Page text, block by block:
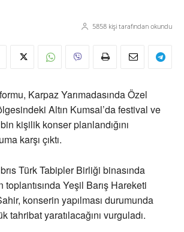
5858 kişi tarafından okundu
Karpaz Yarımadasında Özel
Altın Kumsal’da festival ve
kişilik konser planlandığını
karşı çıktı.
Türk Tabipler Birliği binasında
toplantısında Yeşil Barış Hareketi
konserin yapılması durumunda
tahribat yaratılacağını vurguladı.